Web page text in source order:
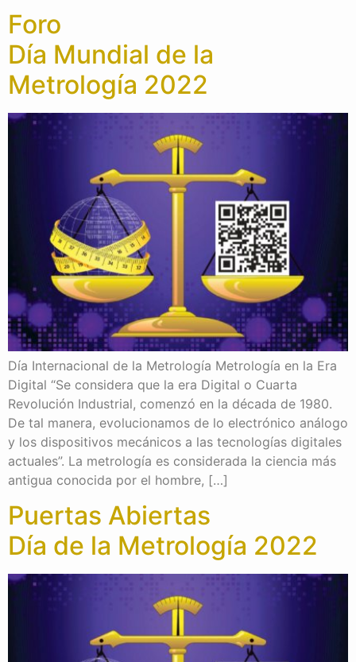
Foro
Día Mundial de la
Metrología 2022
Día Internacional de la Metrología Metrología en la Era
Digital “Se considera que la era Digital o Cuarta
Revolución Industrial, comenzó en la década de 1980.
De tal manera, evolucionamos de lo electrónico análogo
y los dispositivos mecánicos a las tecnologías digitales
actuales”. La metrología es considerada la ciencia más
antigua conocida por el hombre, […]
Puertas Abiertas
Día de la Metrología 2022